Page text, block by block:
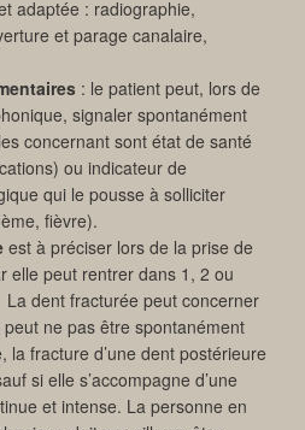
adaptée : radiographie,
et parage canalaire,
: le patient peut, lors de
signaler spontanément
concernant sont état de santé
ou indicateur de
qui le pousse à solliciter
fièvre).
est à préciser lors de la prise de
elle peut rentrer dans 1, 2 ou
dent fracturée peut concerner
ne pas être spontanément
la fracture d’une dent postérieure
si elle s’accompagne d’une
et intense. La personne en